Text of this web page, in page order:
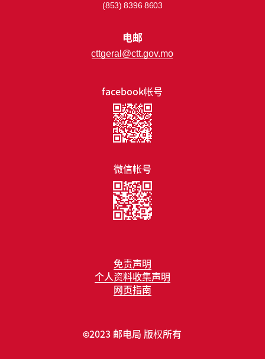
免责声明
个人资料收集声明
网页指南
facebook帐号
微信帐号
(853) 8396 8603
电邮
cttgeral@ctt.gov.mo
©2023 邮电局 版权所有